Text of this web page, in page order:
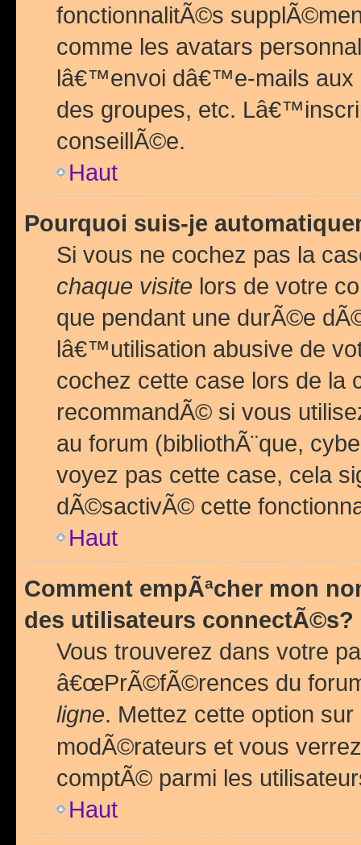
fonctionnalitÃ©s
comme les avatars
lâ€™envoi dâ€™e-mails
des groupes, etc.
conseillÃ©e.
Haut
Pourquoi suis-je
Si vous ne cochez pas la
chaque visite lors de votre
que pendant une durÃ©e
lâ€™utilisation abusive de
cochez cette case lors de
recommandÃ© si vous
au forum (bibliothÃ¨que,
voyez pas cette case, cela
dÃ©sactivÃ© cette
Haut
Comment empÃªcher mon
des utilisateurs connectÃ©s?
Vous trouverez dans votre
â€œPrÃ©fÃ©rences du
ligne. Mettez cette option sur
modÃ©rateurs et vous
comptÃ© parmi les
Haut